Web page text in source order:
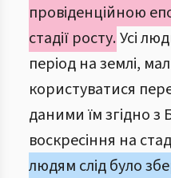
провіденційною
стадії росту.Усі
період на землі,
користуватися
даними їм згідно
воскресіння на
людям слід було